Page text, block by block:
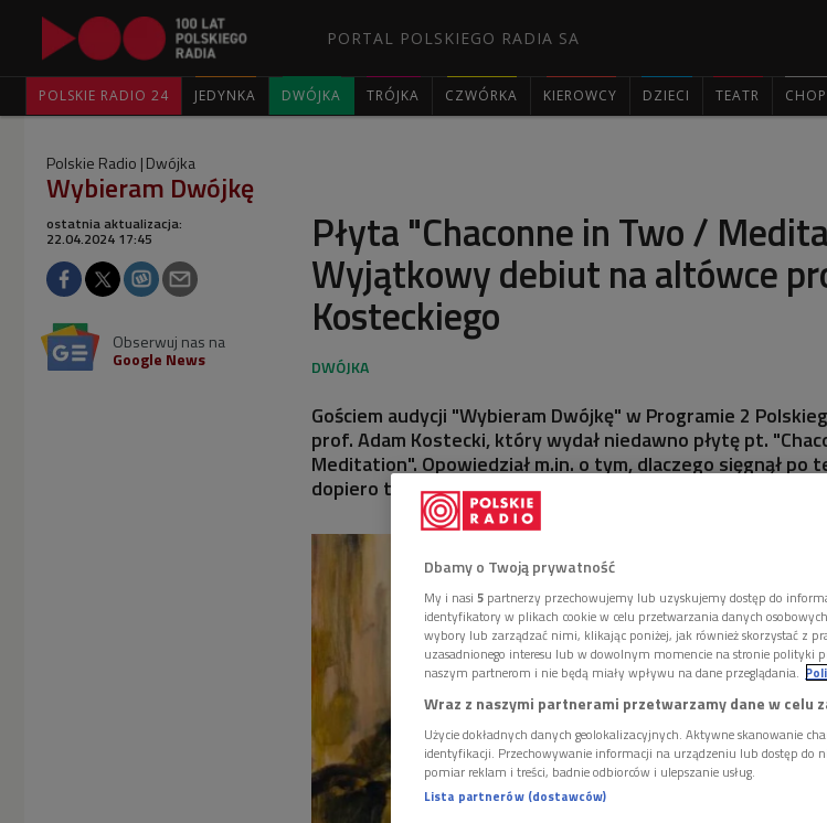
PORTAL POLSKIEGO RADIA SA
POLSKIE RADIO 24 JEDYNKA DWÓJKA TRÓJKA CZWÓRKA KIEROWCY DZIECI TEATR
Polskie Radio Dwójka
Wybieram Dwójkę
Płyta "Chaconne in Two /
Wyjątkowy debiut na altówce
Kosteckiego
ostatnia aktualizacja:
22.04.2024 17:45
Obserwuj nas na
Google News
Gościem audycji "Wybieram Dwójkę" w Programie 2
prof. Adam Kostecki, który wydał niedawno płytę pt.
Meditation". Opowiedział m.in. o tym, dlaczego sięgnął po
dopiero teraz.
Dbamy o Twoją prywatność
My i nasi 5 partnerzy przechowujemy lub uzyskujemy dostęp do
identyfikatory w plikach cookie w celu przetwarzania danych
wybory lub zarządzać nimi, klikając poniżej, jak również skorzystać z
uzasadnionego interesu lub w dowolnym momencie na stronie polityki
naszym partnerom i nie będą miały wpływu na dane przeglądania.
Wraz z naszymi partnerami przetwarzamy dane w celu
Użycie dokładnych danych geolokalizacyjnych. Aktywne skanowanie
identyfikacji. Przechowywanie informacji na urządzeniu lub dostęp do
pomiar reklam i treści, badnie odbiorców i ulepszanie usług.
Lista partnerów (dostawców)